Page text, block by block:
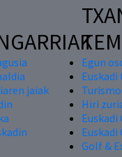
jaiak
Egun
Hiri
Golf &